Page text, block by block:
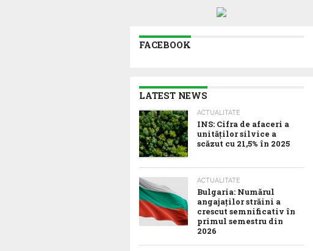
FACEBOOK
LATEST NEWS
ACTUALITATE
INS: Cifra de afaceri a
unităților silvice a
scăzut cu 21,5% în 2025
ACTUALITATE
Bulgaria: Numărul
angajaților străini a
crescut semnificativ în
primul semestru din
2026